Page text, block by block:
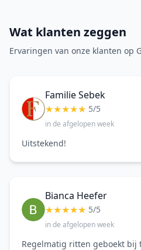
Wat klanten zeggen
Ervaringen van onze klanten op
Familie Sebek
★★★★★ 5/5
in de afgelopen week
Uitstekend!
Bianca Heefer
★★★★★ 5/5
in de afgelopen week
Regelmatig ritten geboekt bij